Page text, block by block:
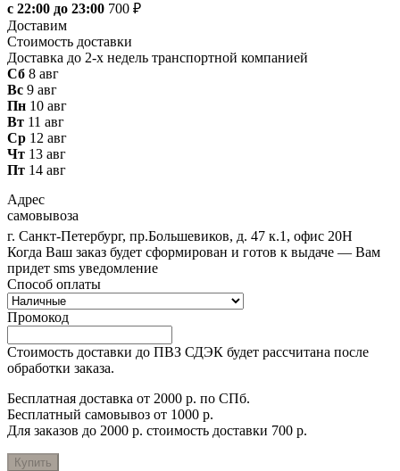
с 22:00 до 23:00 700 ₽
Доставим
Стоимость доставки
Доставка до 2-х недель транспортной компанией
Сб 8 авг
Вс 9 авг
Пн 10 авг
Вт 11 авг
Ср 12 авг
Чт 13 авг
Пт 14 авг
Адрес
самовывоза
г. Санкт-Петербург, пр.Большевиков, д. 47 к.1, офис 20Н
Когда Ваш заказ будет сформирован и готов к выдаче — Вам
придет sms уведомление
Способ оплаты
Промокод
Стоимость доставки до ПВЗ СДЭК будет рассчитана после
обработки заказа.
Бесплатная доставка от 2000 р. по СПб.
Бесплатный самовывоз от 1000 р.
Для заказов до 2000 р. стоимость доставки 700 р.
Купить